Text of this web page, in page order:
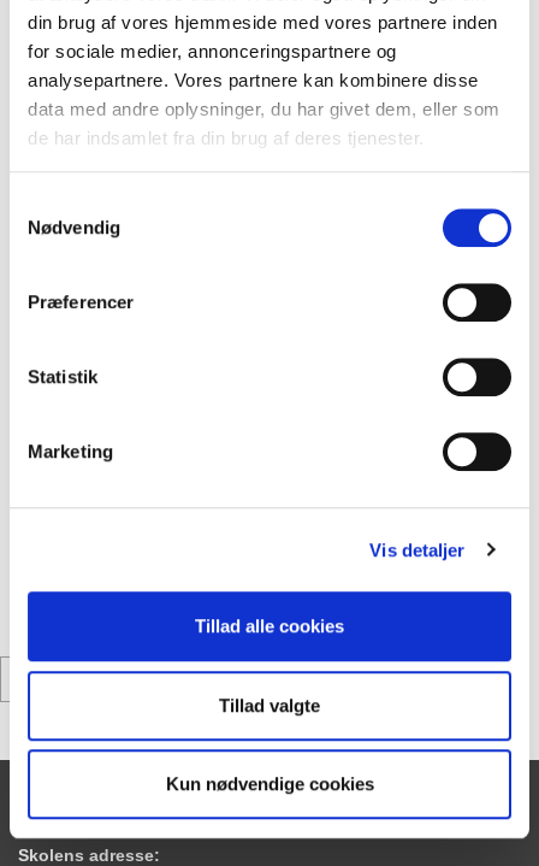
din brug af vores hjemmeside med vores partnere inden
for sociale medier, annonceringspartnere og
analysepartnere. Vores partnere kan kombinere disse
data med andre oplysninger, du har givet dem, eller som
de har indsamlet fra din brug af deres tjenester.
Nødvendig
Præferencer
Statistik
Marketing
Vis detaljer
Tillad alle cookies
Tillad valgte
Kun nødvendige cookies
undervisningen og udbytte af undervisningen. Derudover
er man naturligvis også meget velkomne til selv at tage
emner op.
Sådan tilmelder I jer
Tilmelding til forældrekonsultationen foregår i Lectio. På
forældrekonsultationer med op til fem lærere.
Efter tilmeldingsfristen er udløbet, laver vi en tidsplan for
forældrekonsultationerne. Tidsplanen kan I se i elevens
Hvis eleven ikke kan deltage
værger til elever over 18 år skal medbringe skriftligt
Tilbage
Skolens adresse: